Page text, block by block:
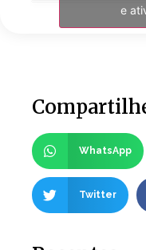
e
WhatsApp
Twitter